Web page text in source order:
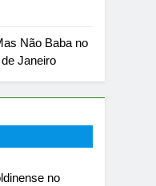
Não Baba no
Janeiro
no